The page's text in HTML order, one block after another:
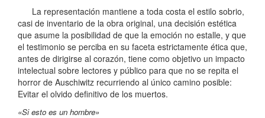
La representación mantiene a toda costa el estilo sobrio,
casi de inventario de la obra original, una decisión estética
que asume la posibilidad de que la emoción no estalle, y que
el testimonio se perciba en su faceta estrictamente ética que,
antes de dirigirse al corazón, tiene como objetivo un impacto
intelectual sobre lectores y público para que no se repita el
horror de Auschiwitz recurriendo al único camino posible:
Evitar el olvido definitivo de los muertos.
«Si esto es un hombre»